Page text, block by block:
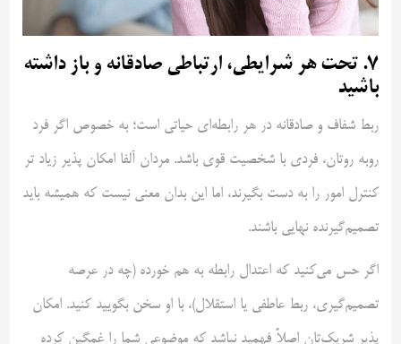
۷. تحت هر شرایطی، ارتباطی صادقانه و باز داشته
باشید
ربط شفاف و صادقانه در هر رابطه‌ای حیاتی است؛ به خصوص اگر فرد
روبه رو‌تان، فردی با شخصیت قوی باشد. مردان آلفا امکان پذیر زیاد تر
کنترل امور را به دست بگیرند، اما این بدان معنی نیست که همیشه باید
تصمیم‌گیرنده نهایی باشند.
اگر حس می‌کنید که اعتدال رابطه به هم خورده (چه در عرصه
تصمیم‌گیری، ربط عاطفی یا استقلال)، با او سخن بگویید کنید. امکان
پذیر شریک‌تان اصلاً فهمید نباشد که موضوعی شما را غمگین کرده